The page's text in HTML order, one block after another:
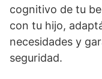
cognitivo de tu
con tu hijo,
necesidades y
seguridad.